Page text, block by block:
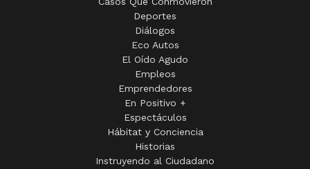
Deportes
Diálogos
Eco Autos
El Oído Agudo
Empleos
Emprendedores
En Positivo +
Espectáculos
Hábitat y Conciencia
Historias
Instruyendo al Ciudadano